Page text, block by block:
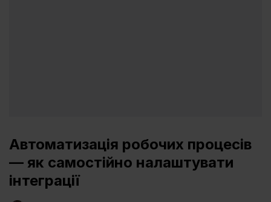
Автоматизація робочих процесів
— як самостійно налаштувати
інтеграції